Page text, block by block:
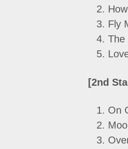
Fly
The
[2nd
On